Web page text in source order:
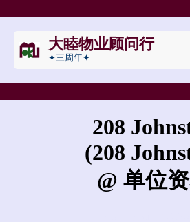
大睦物业顾问行
✦三周年✦
208
(208
@ 单位